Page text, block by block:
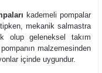
kademeli pompalar
mekanik salmastra
olup geleneksel takım
malzemesinden
içinde uygundur.